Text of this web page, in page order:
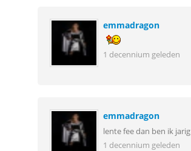
emmadragon
1 decennium geleden
emmadragon
lente fee dan ben ik jarig
1 decennium geleden